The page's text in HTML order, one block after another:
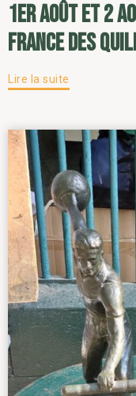
1er août et 2
France des
Lire la suite